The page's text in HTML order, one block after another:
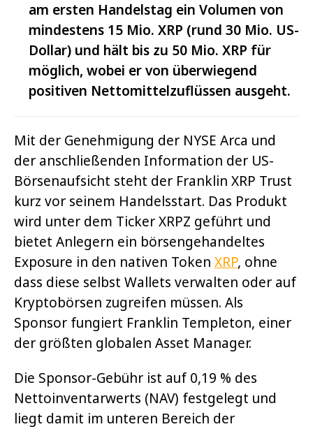
am ersten Handelstag ein Volumen von
mindestens 15 Mio. XRP (rund 30 Mio. US-
Dollar) und hält bis zu 50 Mio. XRP für
möglich, wobei er von überwiegend
positiven Nettomittelzuflüssen ausgeht.
Mit der Genehmigung der NYSE Arca und
der anschließenden Information der US-
Börsenaufsicht steht der Franklin XRP Trust
kurz vor seinem Handelsstart. Das Produkt
wird unter dem Ticker XRPZ geführt und
bietet Anlegern ein börsengehandeltes
Exposure in den nativen Token XRP, ohne
dass diese selbst Wallets verwalten oder auf
Kryptobörsen zugreifen müssen. Als
Sponsor fungiert Franklin Templeton, einer
der größten globalen Asset Manager.
Die Sponsor-Gebühr ist auf 0,19 % des
Nettoinventarwerts (NAV) festgelegt und
liegt damit im unteren Bereich der